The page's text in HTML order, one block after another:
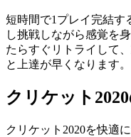
短時間で1プレイ完結す
し挑戦しながら感覚を
たらすぐリトライして
と上達が早くなります。
クリケット2020
クリケット2020を快適